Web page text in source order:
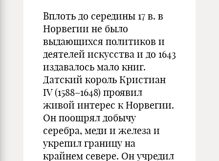
Вплоть до середины 17 в. в
Норвегии не было
выдающихся политиков и
деятелей искусства и до 1643
издавалось мало книг.
Датский король Кристиан
IV (1588–1648) проявил
живой интерес к Норвегии.
Он поощрял добычу
серебра, меди и железа и
укрепил границу на
крайнем севере. Он учредил